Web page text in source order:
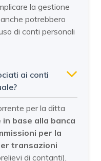
la gestione
potrebbero
di conti personali
ai conti
per la ditta
base alla banca
per la
transazioni
di contanti),